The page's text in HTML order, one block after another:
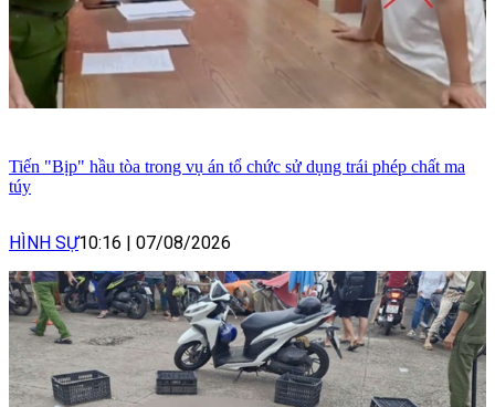
Tiến "Bịp" hầu tòa trong vụ án tổ chức sử dụng trái phép chất ma
túy
HÌNH SỰ10:16 | 07/08/2026